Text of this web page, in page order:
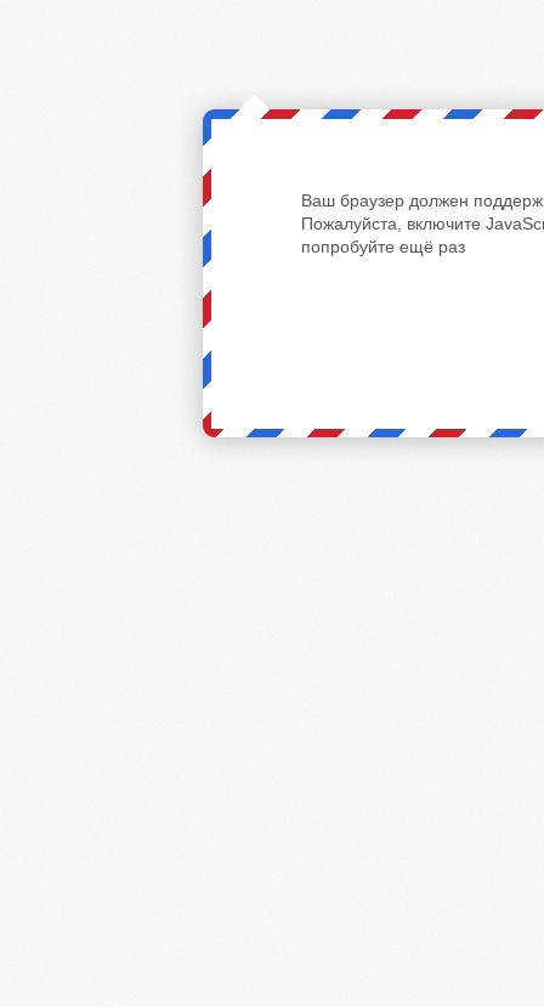
Ваш браузер должен
Пожалуйста, включите
попробуйте ещё раз